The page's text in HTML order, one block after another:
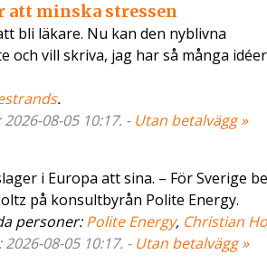
att minska stressen
bli läkare. Nu kan den nyblivna
och vill skriva, jag har så många
.
08-05 10:17. - Utan betalvägg »
i Europa att sina. – För Sverige
på konsultbyrån Polite Energy.
personer:Polite Energy, Christian
08-05 10:17. - Utan betalvägg »